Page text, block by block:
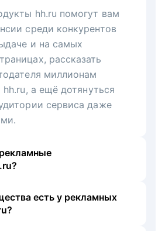
hh.ru помогут вам
среди конкурентов
и на самых
рассказать
миллионам
hh.ru, а ещё дотянуться
сервиса даже
есть у рекламных